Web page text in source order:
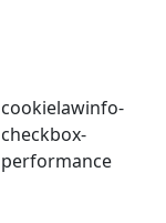
cookielawinfo-
checkbox-
performance